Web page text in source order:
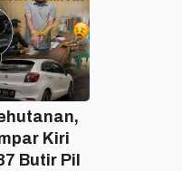
Kiri
Butir Pil